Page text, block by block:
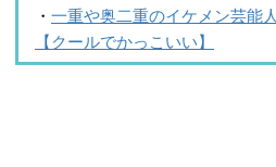
・ 一重や奥二重のイケメン芸能
【クールでかっこいい】